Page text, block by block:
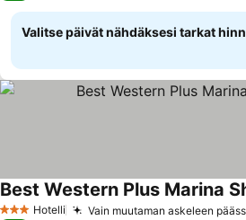
Valitse päivät nähdäksesi tarkat
3 Tähtiluokitus
Hotelli Vain muutaman askeleen
Best Western Plus Marina